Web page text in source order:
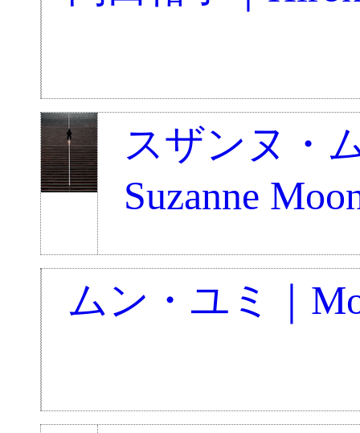
スザンヌ・
Suzanne
ムン・ユミ｜